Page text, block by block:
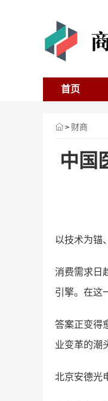
首页
> 财商
中国
以技术为锚
消费需求日
引擎。在这
答案正变得
业变革的潮
北京安德光